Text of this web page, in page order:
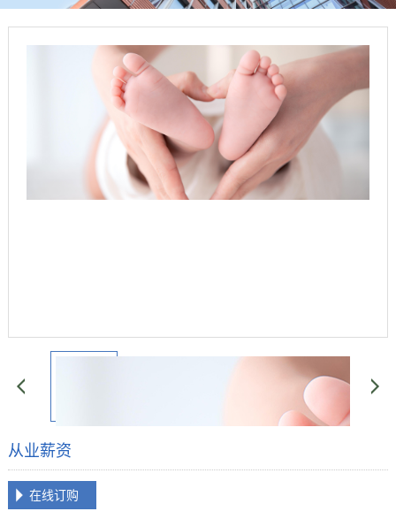
从业薪资
在线订购